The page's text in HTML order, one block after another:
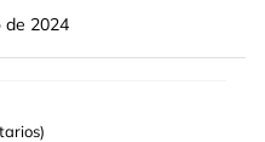
de 2024